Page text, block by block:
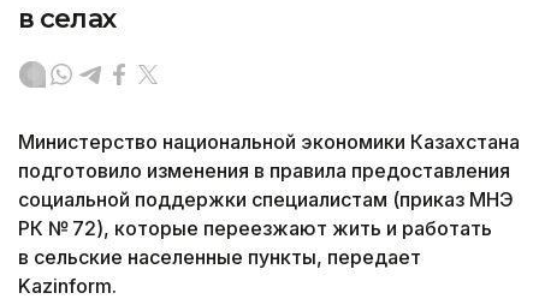
в селах
Министерство национальной экономики Казахстана
подготовило изменения в правила предоставления
социальной поддержки специалистам (приказ МНЭ
РК № 72), которые переезжают жить и работать
в сельские населенные пункты, передает
Kazinform.